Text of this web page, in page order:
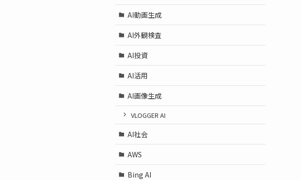
AI動画生成
AI外観検査
AI投資
AI活用
AI画像生成
VLOGGER AI
AI社会
AWS
Bing AI